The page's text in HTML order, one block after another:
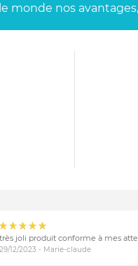
monde nos
très joli produit conforme à mes
29/12/2023 - Marie-claude